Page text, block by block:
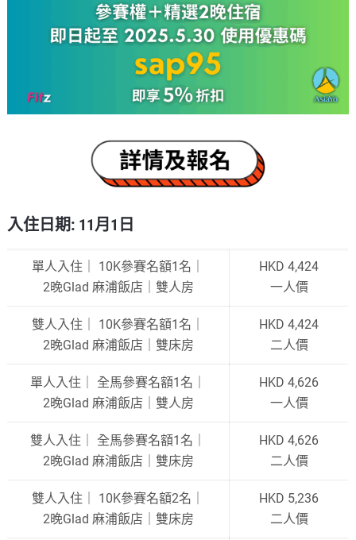
入住日期: 11月1日
單人入住｜ 10K參賽名額1名｜
2晚Glad 麻浦飯店｜雙人房
HKD 4,424
一人價
雙人入住｜ 10K參賽名額1名｜
2晚Glad 麻浦飯店｜雙床房
HKD 4,424
二人價
單人入住｜ 全馬參賽名額1名｜
2晚Glad 麻浦飯店｜雙人房
HKD 4,626
一人價
雙人入住｜ 全馬參賽名額1名｜
2晚Glad 麻浦飯店｜雙床房
HKD 4,626
二人價
雙人入住｜ 10K參賽名額2名｜
2晚Glad 麻浦飯店｜雙床房
HKD 5,236
二人價